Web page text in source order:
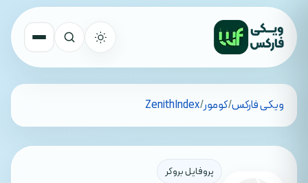
تمام کشورهاویکی فارکس/کومور/
ZenithIndex
پروفایل بروکر